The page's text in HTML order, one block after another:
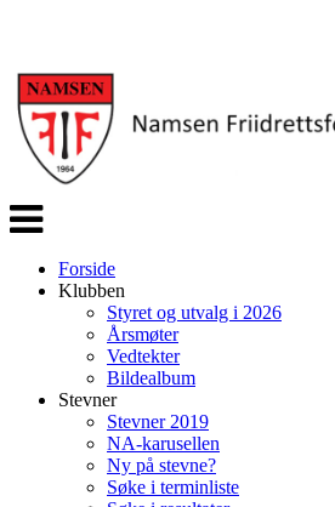
Veksle
navigasjon
Forside
Klubben
Styret og utvalg i 2026
Årsmøter
Vedtekter
Bildealbum
Stevner
Stevner 2019
NA-karusellen
Ny på stevne?
Søke i terminliste